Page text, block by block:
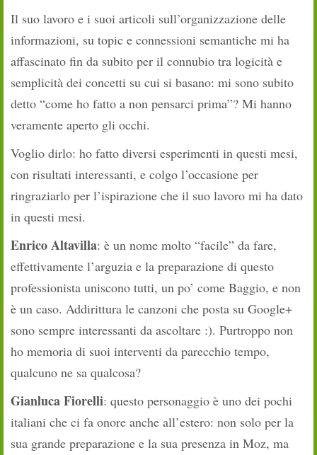
Il suo lavoro e i suoi articoli sull’organizzazione delle
informazioni, su topic e connessioni semantiche mi ha
affascinato fin da subito per il connubio tra logicità e
semplicità dei concetti su cui si basano: mi sono subito
detto “come ho fatto a non pensarci prima”? Mi hanno
veramente aperto gli occhi.
Voglio dirlo: ho fatto diversi esperimenti in questi mesi,
con risultati interessanti, e colgo l’occasione per
ringraziarlo per l’ispirazione che il suo lavoro mi ha dato
in questi mesi.
Enrico Altavilla: è un nome molto “facile” da fare,
effettivamente l’arguzia e la preparazione di questo
professionista uniscono tutti, un po’ come Baggio, e non
è un caso. Addirittura le canzoni che posta su Google+
sono sempre interessanti da ascoltare :). Purtroppo non
ho memoria di suoi interventi da parecchio tempo,
qualcuno ne sa qualcosa?
Gianluca Fiorelli: questo personaggio è uno dei pochi
italiani che ci fa onore anche all’estero: non solo per la
sua grande preparazione e la sua presenza in Moz, ma